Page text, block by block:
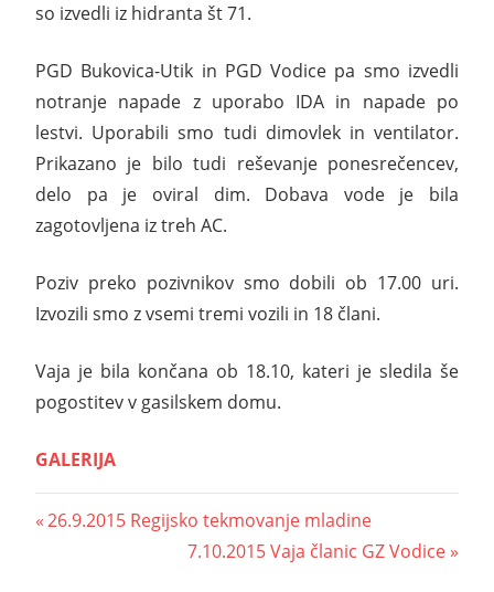
so izvedli iz hidranta št 71.
PGD Bukovica-Utik in PGD Vodice pa smo izvedli
notranje napade z uporabo IDA in napade po
lestvi. Uporabili smo tudi dimovlek in ventilator.
Prikazano je bilo tudi reševanje ponesrečencev,
delo pa je oviral dim. Dobava vode je bila
zagotovljena iz treh AC.
Poziv preko pozivnikov smo dobili ob 17.00 uri.
Izvozili smo z vsemi tremi vozili in 18 člani.
Vaja je bila končana ob 18.10, kateri je sledila še
pogostitev v gasilskem domu.
GALERIJA
26.9.2015 Regijsko tekmovanje mladine
7.10.2015 Vaja članic GZ Vodice